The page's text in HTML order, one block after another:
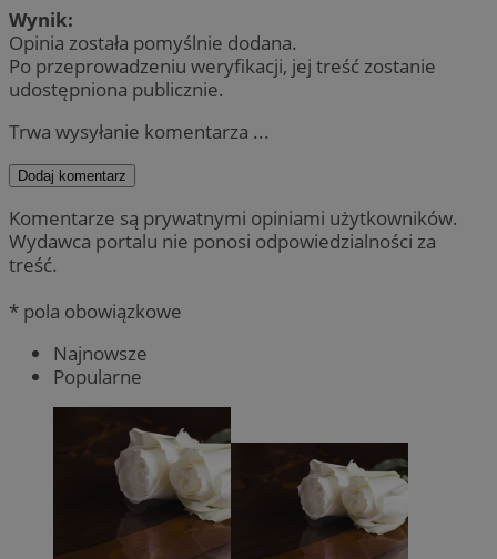
Wynik:
Opinia została pomyślnie dodana.
Po przeprowadzeniu weryfikacji, jej treść zostanie
udostępniona publicznie.
Trwa wysyłanie komentarza ...
Dodaj komentarz
Komentarze są prywatnymi opiniami użytkowników.
Wydawca portalu nie ponosi odpowiedzialności za
treść.
* pola obowiązkowe
Najnowsze
Popularne